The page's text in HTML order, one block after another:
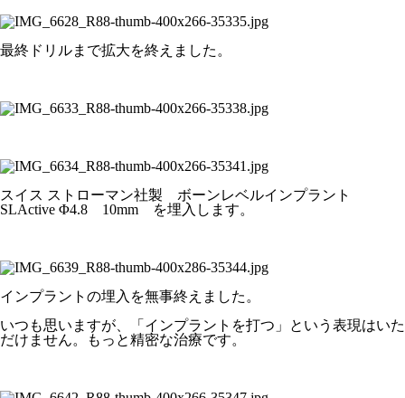
最終ドリルまで拡大を終えました。
スイス ストローマン社製 ボーンレベルインプラント
SLActive Φ4.8 10mm を埋入します。
インプラントの埋入を無事終えました。
いつも思いますが、「インプラントを打つ」という表現はいた
だけません。もっと精密な治療です。